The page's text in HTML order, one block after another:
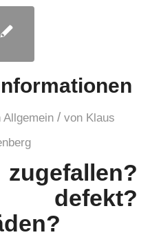
Allgemein / von Klaus